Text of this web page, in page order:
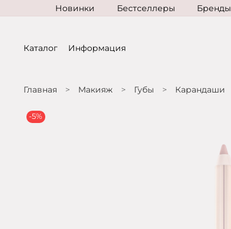
Новинки Бестселлеры Бренды
Каталог Информация
Главная Макияж Губы Карандаши
-5%